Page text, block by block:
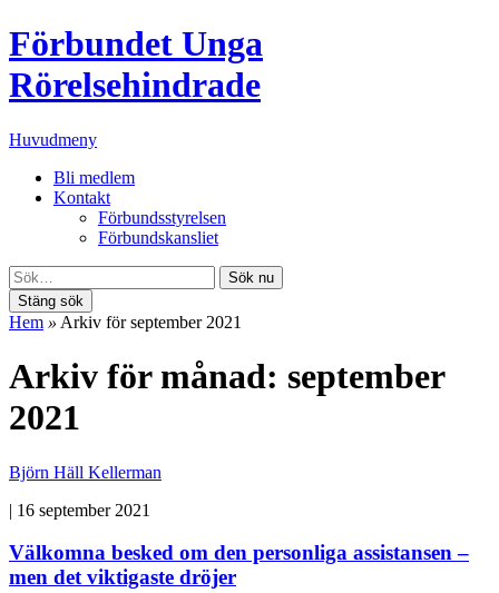
Förbundet Unga
Rörelsehindrade
Huvudmeny
Bli medlem
Kontakt
Förbundsstyrelsen
Förbundskansliet
Sök nu
Stäng sök
Hem » Arkiv för september 2021
Arkiv för månad: september
2021
Björn Häll Kellerman
| 16 september 2021
Välkomna besked om den personliga assistansen –
men det viktigaste dröjer